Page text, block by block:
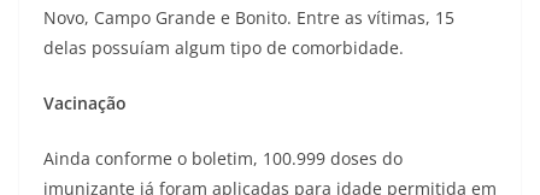
Novo, Campo Grande e Bonito. Entre as vítimas, 15
delas possuíam algum tipo de comorbidade.
Vacinação
Ainda conforme o boletim, 100.999 doses do
imunizante já foram aplicadas para idade permitida em